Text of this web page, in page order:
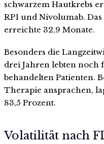
schwarzem Hautkrebs
RP1 und Nivolumab.
erreichte 32,9 Monate.
Besonders die
drei Jahren lebten noch
behandelten Patienten.
Therapie ansprachen,
83,5 Prozent.
Volatilität nach